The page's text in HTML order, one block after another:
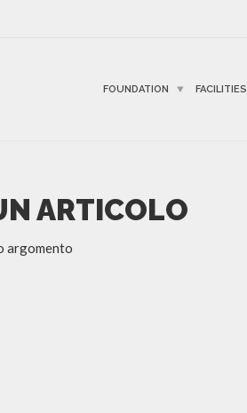
FOUNDATION FACILITIES
ARTICOLO
argomento